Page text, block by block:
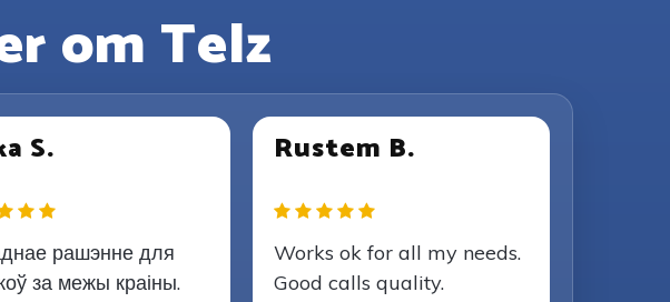
om Telz
S.
рашэнне для
за межы краіны.
Rustem B.
Works ok for all my needs.
Good calls quality.